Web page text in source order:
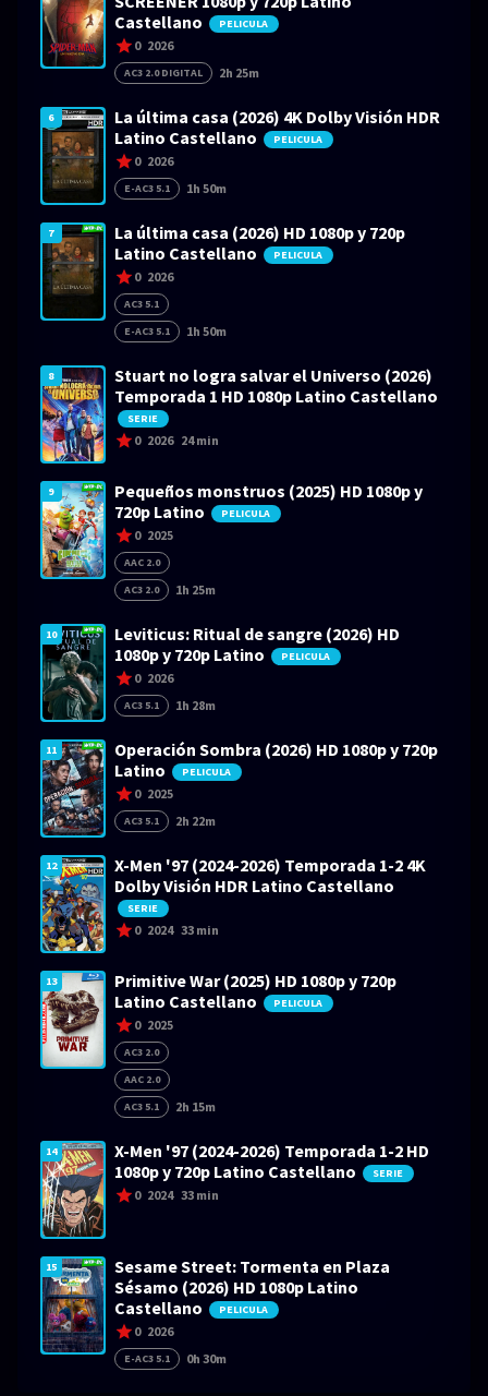
Castellano
PELICULA
0 2026
AC3 2.0 DIGITAL 2h 25m
6
La última casa (2026) 4K Dolby Visión HDR
Latino Castellano
PELICULA
0 2026
E-AC3 5.1 1h 50m
7
La última casa (2026) HD 1080p y 720p
Latino Castellano
PELICULA
0 2026
AC3 5.1
E-AC3 5.1
1h 50m
8
Stuart no logra salvar el Universo (2026)
Temporada 1 HD 1080p Latino Castellano
SERIE
0 2026 24 min
9
Pequeños monstruos (2025) HD 1080p y
720p Latino
PELICULA
0 2025
AAC 2.0
AC3 2.0
1h 25m
10
Leviticus: Ritual de sangre (2026) HD
1080p y 720p Latino
PELICULA
0 2026
AC3 5.1 1h 28m
11
Operación Sombra (2026) HD 1080p y 720p
Latino
PELICULA
0 2025
AC3 5.1 2h 22m
12
X-Men '97 (2024-2026) Temporada 1-2 4K
Dolby Visión HDR Latino Castellano
SERIE
0 2024 33 min
13
Primitive War (2025) HD 1080p y 720p
Latino Castellano
PELICULA
0 2025
AC3 2.0
AAC 2.0
AC3 5.1
2h 15m
14
X-Men '97 (2024-2026) Temporada 1-2 HD
1080p y 720p Latino Castellano
SERIE
0 2024 33 min
15
Sesame Street: Tormenta en Plaza
Sésamo (2026) HD 1080p Latino
Castellano
PELICULA
0 2026
E-AC3 5.1 0h 30m